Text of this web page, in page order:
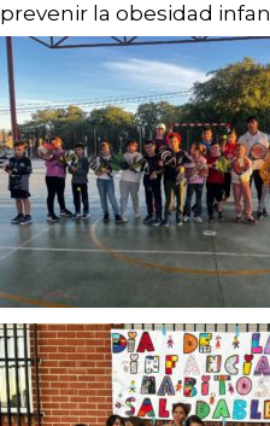
prevenir la obesidad